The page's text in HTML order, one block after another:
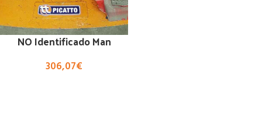
NO Identificado Man
306,07€